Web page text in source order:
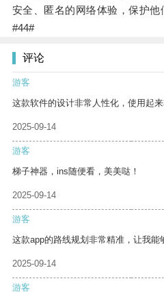
安全、匿名的网络体验，保护他
#44#
评论
游客
这款软件的设计非常人性化，使用起来
2025-09-14
游客
梯子神器，ins随便看，美美哒！
2025-09-14
游客
这款app的路线规划非常精准，让我能
2025-09-14
游客